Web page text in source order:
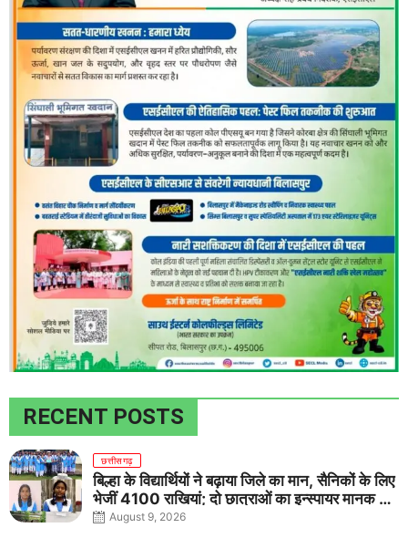
RECENT POSTS
छत्तीसगढ़
बिल्हा के विद्यार्थियों ने बढ़ाया जिले का मान, सैनिकों के लिए
भेजीं 4100 राखियां; दो छात्राओं का इन्स्पायर मानक में
राष्ट्रीय चयन
August 9, 2026